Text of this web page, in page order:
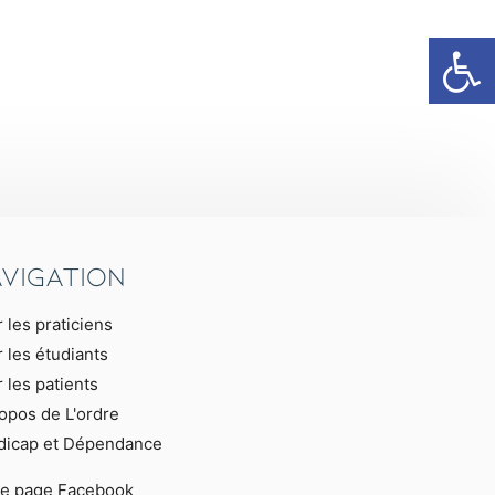
les praticiens
les étudiants
les patients
de L'ordre
et Dépendance
page Facebook